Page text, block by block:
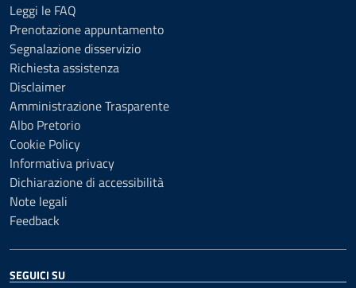
Leggi le FAQ
Prenotazione appuntamento
Segnalazione disservizio
Richiesta assistenza
Disclaimer
Amministrazione Trasparente
Albo Pretorio
Cookie Policy
Informativa privacy
Dichiarazione di accessibilità
Note legali
Feedback
SEGUICI SU